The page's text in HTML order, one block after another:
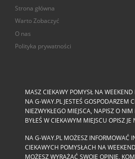
Strona główna
Warto Zobaczyć
O nas
Polityka prywatności
MASZ CIEKAWY POMYSŁ NA
NA G-WAY.PL JESTEŚ GOSPODARZEM
NIEZWYKŁEGO MIEJSCA, NAPISZ O
BYŁEŚ W CIEKAWYM MIEJSCU OPISZ JE
NA G-WAY.PL MOŻESZ INFORMOWAĆ
CIEKAWYCH POMYSŁACH NA
MOŻESZ WYRAŻAĆ SWOJE OPINIE,